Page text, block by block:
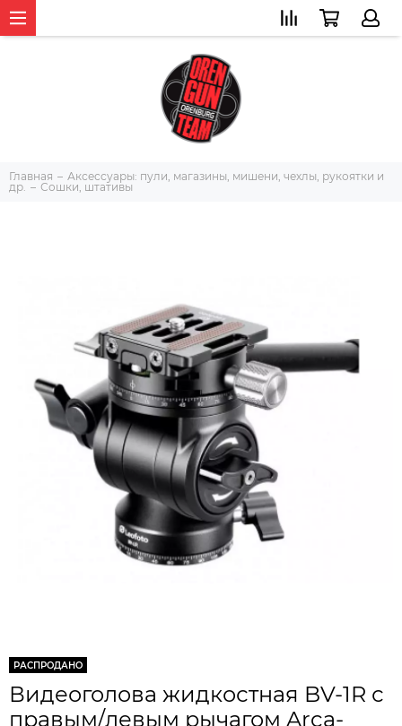
Главная
Аксессуары: пули, магазины, мишени, чехлы, рукоятки и
др.
Сошки, штативы
РАСПРОДАНО
Видеоголова жидкостная BV-1R с
правым/левым рычагом Arca-